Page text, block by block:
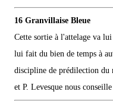
16 Granvillaise Bleue
Cette sortie à l'attelage va
lui fait du bien de temps à
discipline de prédilection
et P. Levesque nous